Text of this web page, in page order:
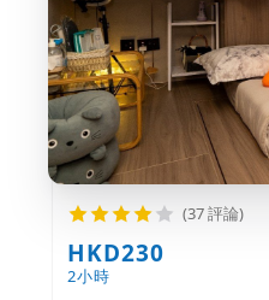
(37 評論)
HKD230
2小時